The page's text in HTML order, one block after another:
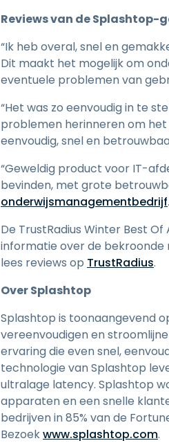
Reviews van de Splashtop-
“Ik heb overal, snel en
Dit maakt het mogelijk om
eventuele problemen van
“Het was zo eenvoudig in te
problemen herinneren om
eenvoudig, snel en
“Geweldig product voor IT-
bevinden, met grote
onderwijsmanagementbedrijf.
De TrustRadius Winter Best
informatie over de
lees reviews op TrustRadius.
Over Splashtop
Splashtop is toonaangevend
vereenvoudigen en
ervaring die even snel,
technologie van Splashtop
ultralage latency. Splashtop
apparaten en een snelle
bedrijven in 85% van de
Bezoekwww.splashtop.com.